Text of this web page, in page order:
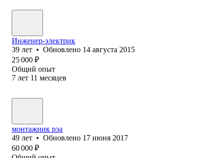
Инженер-электрик
39 лет • Обновлено 14 августа 2015
25 000 ₽
Общий опыт
7 лет 11 месяцев
монтажник рэа
49 лет • Обновлено 17 июня 2017
60 000 ₽